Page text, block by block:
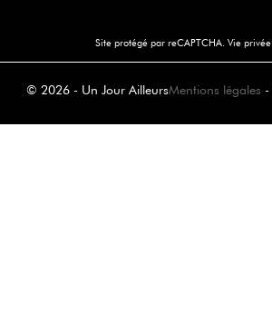
Site protégé par reCAPTCHA. Vie privée
© 2026 - Un Jour AilleursMentions légales -